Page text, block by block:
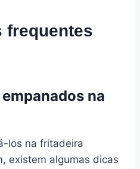
frequentes
na
los na fritadeira
existem algumas dicas